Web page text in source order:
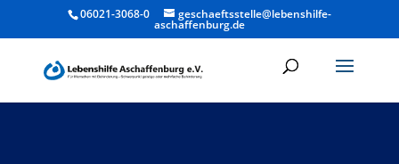
06021-3068-0 geschaeftsstelle@lebenshilfe-
aschaffenburg.de